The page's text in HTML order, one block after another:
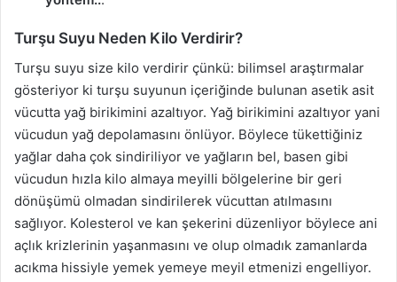
Turşu Suyu Neden Kilo Verdirir?
Turşu suyu size kilo verdirir çünkü: bilimsel araştırmalar
gösteriyor ki turşu suyunun içeriğinde bulunan asetik asit
vücutta yağ birikimini azaltıyor. Yağ birikimini azaltıyor yani
vücudun yağ depolamasını önlüyor. Böylece tükettiğiniz
yağlar daha çok sindiriliyor ve yağların bel, basen gibi
vücudun hızla kilo almaya meyilli bölgelerine bir geri
dönüşümü olmadan sindirilerek vücuttan atılmasını
sağlıyor. Kolesterol ve kan şekerini düzenliyor böylece ani
açlık krizlerinin yaşanmasını ve olup olmadık zamanlarda
acıkma hissiyle yemek yemeye meyil etmenizi engelliyor.